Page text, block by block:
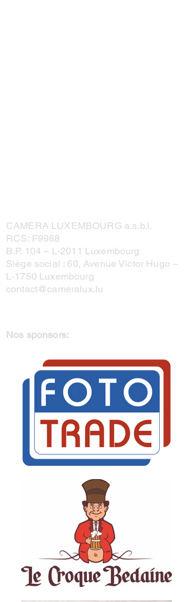
CAMERA LUXEMBOURG a.s.b.l.
RCS: F9988
B.P. 104 – L-2011 Luxembourg
Siège social : 60, Avenue Victor Hugo –
L-1750 Luxembourg
contact@cameralux.lu
Nos sponsors: